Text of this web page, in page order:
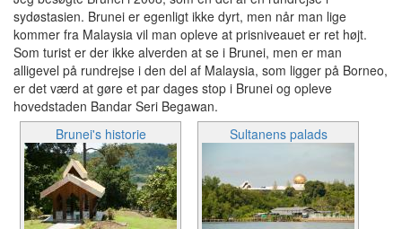
sydøstasien. Brunei er egenligt ikke dyrt, men når man lige
kommer fra Malaysia vil man opleve at prisniveauet er ret højt.
Som turist er der ikke alverden at se i Brunei, men er man
alligevel på rundrejse i den del af Malaysia, som ligger på Borneo,
er det værd at gøre et par dages stop i Brunei og opleve
hovedstaden Bandar Seri Begawan.
Brunei's historie
Sultanens palads